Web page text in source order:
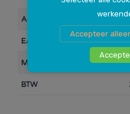
Accepteer
De lichtbundel heeft een
Artikelnummer
EAN Barcode
Merk
BTW